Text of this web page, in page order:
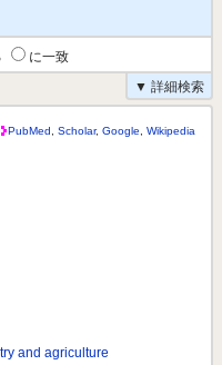
に一致
▼ 詳細検索
PubMed Scholar, Google Wikipedia
and agriculture